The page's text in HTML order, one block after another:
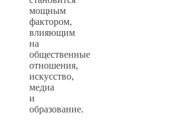
мощным
фактором,
влияющим
на
общественные
отношения,
искусство,
медиа
и
образование.